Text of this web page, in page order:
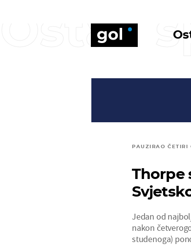
Ostali
PAUZIRAO ČETIRI
Thorpe
Jedan od
nakon
studenoga)